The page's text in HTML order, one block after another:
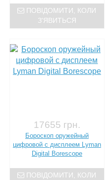
ПОВІДОМИТИ, КОЛИ
З'ЯВИТЬСЯ
17655 грн.
Бороскоп оружейный
цифровой с дисплеем Lyman
Digital Borescope
ПОВІДОМИТИ, КОЛИ